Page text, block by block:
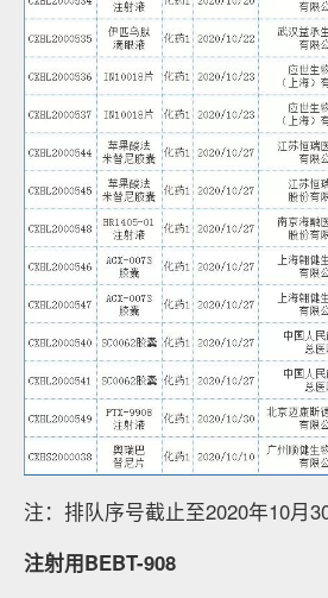
注：排队序号截止至2020年10月30
注射用BEBT-908